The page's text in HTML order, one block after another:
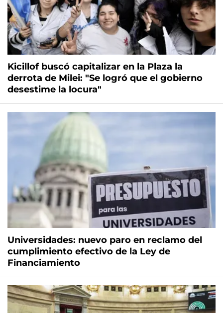
Kicillof buscó capitalizar en la Plaza la
derrota de Milei: "Se logró que el gobierno
desestime la locura"
Universidades: nuevo paro en reclamo del
cumplimiento efectivo de la Ley de
Financiamiento